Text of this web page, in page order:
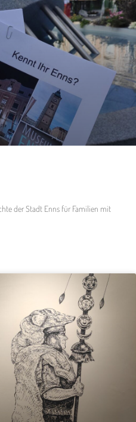
der Stadt Enns für Familien mit